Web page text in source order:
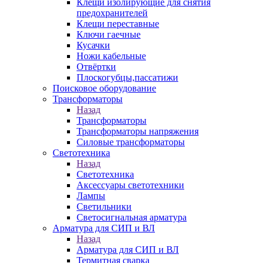
Клещи изолирующие для снятия
предохранителей
Клещи переставные
Ключи гаечные
Кусачки
Ножи кабельные
Отвёртки
Плоскогубцы,пассатижи
Поисковое оборудование
Трансформаторы
Назад
Трансформаторы
Трансформаторы напряжения
Силовые трансформаторы
Светотехника
Назад
Светотехника
Аксессуары светотехники
Лампы
Светильники
Светосигнальная арматура
Арматура для СИП и ВЛ
Назад
Арматура для СИП и ВЛ
Термитная сварка